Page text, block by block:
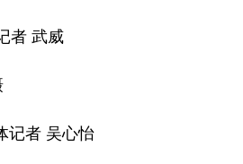
武威
者 吴心怡